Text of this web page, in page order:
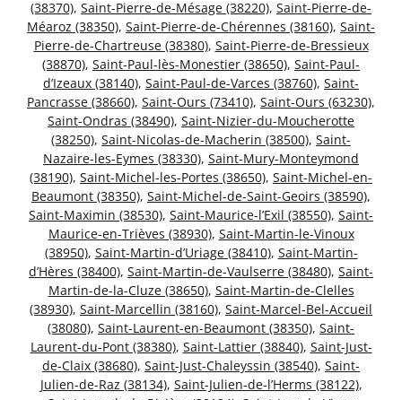
(38370), Saint-Pierre-de-Mésage (38220), Saint-Pierre-de-
Méaroz (38350), Saint-Pierre-de-Chérennes (38160), Saint-
Pierre-de-Chartreuse (38380), Saint-Pierre-de-Bressieux
(38870), Saint-Paul-lès-Monestier (38650), Saint-Paul-
d’Izeaux (38140), Saint-Paul-de-Varces (38760), Saint-
Pancrasse (38660), Saint-Ours (73410), Saint-Ours (63230),
Saint-Ondras (38490), Saint-Nizier-du-Moucherotte
(38250), Saint-Nicolas-de-Macherin (38500), Saint-
Nazaire-les-Eymes (38330), Saint-Mury-Monteymond
(38190), Saint-Michel-les-Portes (38650), Saint-Michel-en-
Beaumont (38350), Saint-Michel-de-Saint-Geoirs (38590),
Saint-Maximin (38530), Saint-Maurice-l’Exil (38550), Saint-
Maurice-en-Trièves (38930), Saint-Martin-le-Vinoux
(38950), Saint-Martin-d’Uriage (38410), Saint-Martin-
d’Hères (38400), Saint-Martin-de-Vaulserre (38480), Saint-
Martin-de-la-Cluze (38650), Saint-Martin-de-Clelles
(38930), Saint-Marcellin (38160), Saint-Marcel-Bel-Accueil
(38080), Saint-Laurent-en-Beaumont (38350), Saint-
Laurent-du-Pont (38380), Saint-Lattier (38840), Saint-Just-
de-Claix (38680), Saint-Just-Chaleyssin (38540), Saint-
Julien-de-Raz (38134), Saint-Julien-de-l’Herms (38122),